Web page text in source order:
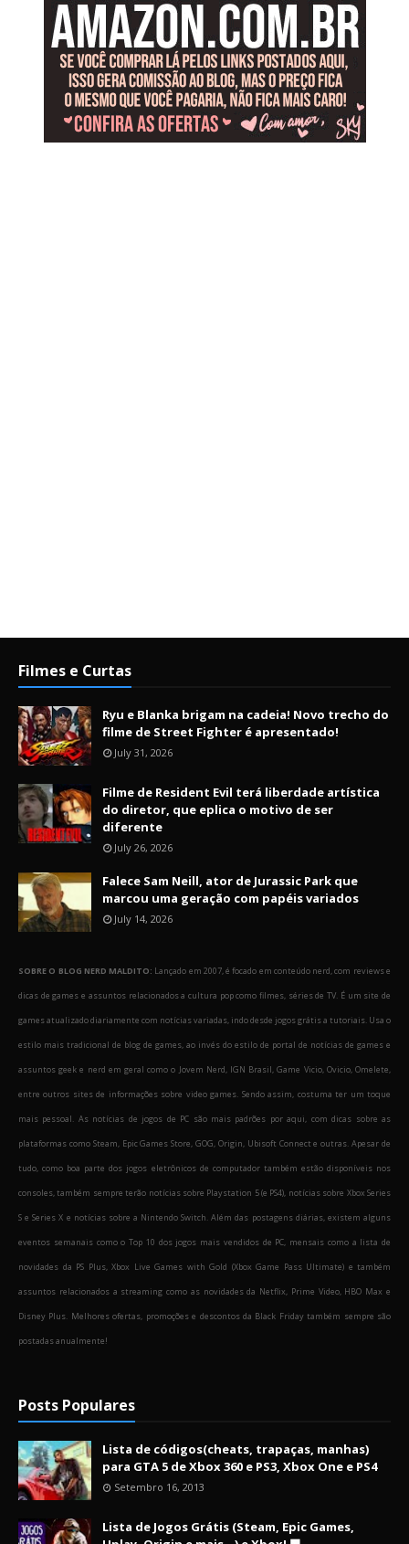
Filmes e Curtas
Ryu e Blanka brigam na cadeia! Novo trecho do
filme de Street Fighter é apresentado!
July 31, 2026
Filme de Resident Evil terá liberdade artística
do diretor, que eplica o motivo de ser
diferente
July 26, 2026
Falece Sam Neill, ator de Jurassic Park que
marcou uma geração com papéis variados
July 14, 2026
SOBRE O BLOG NERD MALDITO: Lançado em 2007, é focado em conteúdo nerd, com reviews e
dicas de games e assuntos relacionados a cultura pop como filmes, séries de TV. É um site de
games atualizado diariamente com notícias variadas, indo desde jogos grátis a tutoriais. Usa o
estilo mais tradicional de blog de games, ao invés do estilo de portal de notícias de games e
assuntos geek e nerd em geral como o Jovem Nerd, IGN Brasil, Game Vicio, Ovicio, Omelete,
entre outros sites de informações sobre video games. Sendo assim, costuma ter um toque
mais pessoal. As notícias de jogos de PC são mais padrões por aqui, com dicas sobre as
plataformas como Steam, Epic Games Store, GOG, Origin, Ubisoft Connect e outras. Apesar de
tudo, como boa parte dos jogos eletrônicos de computador também estão disponíveis nos
consoles, também sempre terão notícias sobre Playstation 5 (e PS4), notícias sobre Xbox Series
S e Series X e notícias sobre a Nintendo Switch. Além das postagens diárias, existem alguns
eventos semanais como o Top 10 dos jogos mais vendidos de PC, mensais como a lista de
novidades da PS Plus, Xbox Live Games with Gold (Xbox Game Pass Ultimate) e também
assuntos relacionados a streaming como as novidades da Netflix, Prime Video, HBO Max e
Disney Plus. Melhores ofertas, promoções e descontos da Black Friday também sempre são
postadas anualmente!
Posts Populares
Lista de códigos(cheats, trapaças, manhas)
para GTA 5 de Xbox 360 e PS3, Xbox One e PS4
Setembro 16, 2013
Lista de Jogos Grátis (Steam, Epic Games,